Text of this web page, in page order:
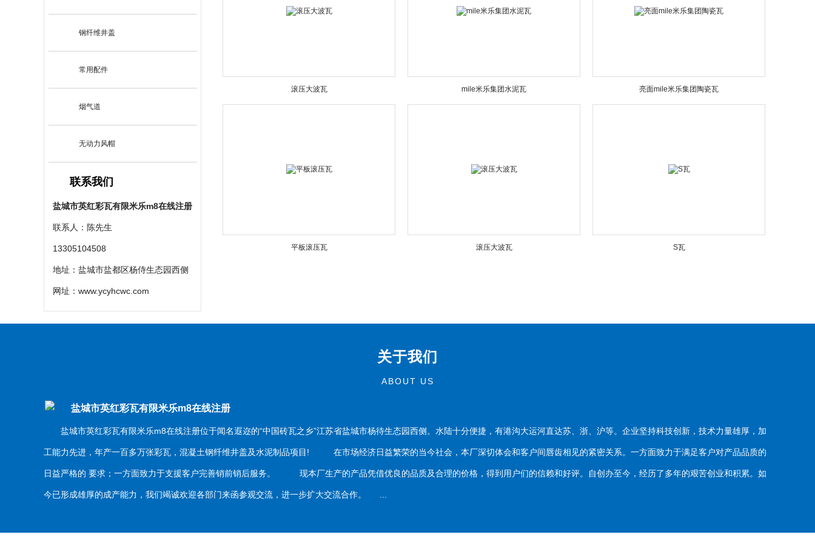
钢纤维井盖
常用配件
烟气道
无动力风帽
联系我们
盐城市英红彩瓦有限米乐m8在线注册
联系人：陈先生
13305104508
地址：盐城市盐都区杨侍生态园西侧
网址： www.ycyhcwc.com
滚压大波瓦 mile米乐集团水泥瓦 亮面mile米乐集团陶瓷瓦
平板滚压瓦 滚压大波瓦 S瓦
关于我们
ABOUT US
盐城市英红彩瓦有限米乐m8在线注册
盐城市英红彩瓦有限米乐m8在线注册位于闻名遐迩的“中国砖瓦之乡”江苏省盐城市杨待生态园西侧。水陆十分便捷，有港沟大运河直达苏、浙、沪等。企业坚持科技创新，技术力量雄厚，加
工能力先进，年产一百多万张彩瓦，混凝土钢纤维井盖及水泥制品项目! 在市场经济日益繁荣的当今社会，本厂深切体会和客户间唇齿相见的紧密关系。一方面致力于满足客户对产品品质的
日益严格的 要求；一方面致力于支援客户完善销前销后服务。 现本厂生产的产品凭借优良的品质及合理的价格，得到用户们的信赖和好评。自创办至今，经历了多年的艰苦创业和积累。如
今已形成雄厚的成产能力，我们竭诚欢迎各部门来函参观交流，进一步扩大交流合作。 ...